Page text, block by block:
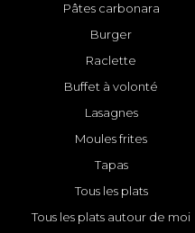
Pâtes carbonara
Burger
Raclette
Buffet à volonté
Lasagnes
Moules frites
Tapas
Tous les plats
Tous les plats autour de moi